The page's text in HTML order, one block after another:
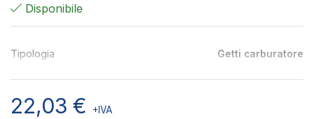
Disponibile
Tipologia Getti carburatore
22,03 € +IVA